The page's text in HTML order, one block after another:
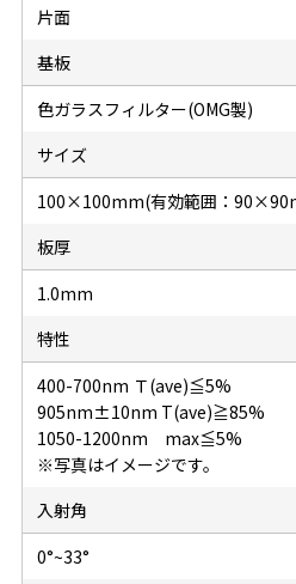
片面
基板
色ガラスフィルター(OMG製)
サイズ
100×100mm(有効範囲：
板厚
1.0mm
特性
400-700nm Ｔ(ave)≦5%
905nm±10nm T(ave)≧85%
1050-1200nm max≦5%
※写真はイメージです。
入射角
0°~33°